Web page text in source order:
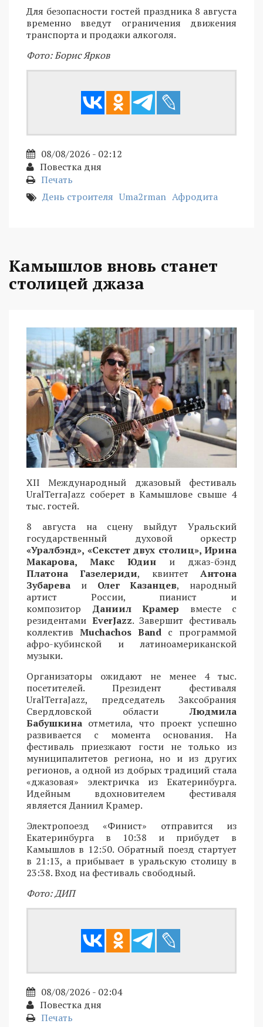
Для безопасности гостей праздника 8 августа
временно введут ограничения движения
транспорта и продажи алкоголя.
Фото: Борис Ярков
08/08/2026 - 02:12
Повестка дня
Печать
День строителя Uma2rman Афродита
Камышлов вновь станет
столицей джаза
XII Международный джазовый фестиваль
UralTerraJazz соберет в Камышлове свыше 4
тыс. гостей.
8 августа на сцену выйдут Уральский
государственный духовой оркестр
«Уралбэнд», «Секстет двух столиц», Ирина
Макарова, Макс Юдин и джаз-бэнд
Платона Газелериди, квинтетАнтона
Зубарева и Олег Казанцев, народный
артист России, пианист и
композитор Даниил Крамер вместе с
резидентами EverJazz. Завершит фестиваль
коллектив Muchachos Band с программой
афро-кубинской и латиноамериканской
музыки.
Организаторы ожидают не менее 4 тыс.
посетителей. Президент фестиваля
UralTerraJazz, председатель Заксобрания
Свердловской областиЛюдмила
Бабушкина отметила, что проект успешно
развивается с момента основания. На
фестиваль приезжают гости не только из
муниципалитетов региона, но и из других
регионов, а одной из добрых традиций стала
«джазовая» электричка из Екатеринбурга.
Идейным вдохновителем фестиваля
является Даниил Крамер.
Электропоезд «Финист» отправится из
Екатеринбурга в 10:38 и прибудет в
Камышлов в 12:50. Обратный поезд стартует
в 21:13, а прибывает в уральскую столицу в
23:38. Вход на фестиваль свободный.
Фото: ДИП
08/08/2026 - 02:04
Повестка дня
Печать